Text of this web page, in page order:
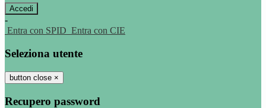
-
Entra con SPID Entra con CIE
Seleziona utente
button close ×
Recupero password